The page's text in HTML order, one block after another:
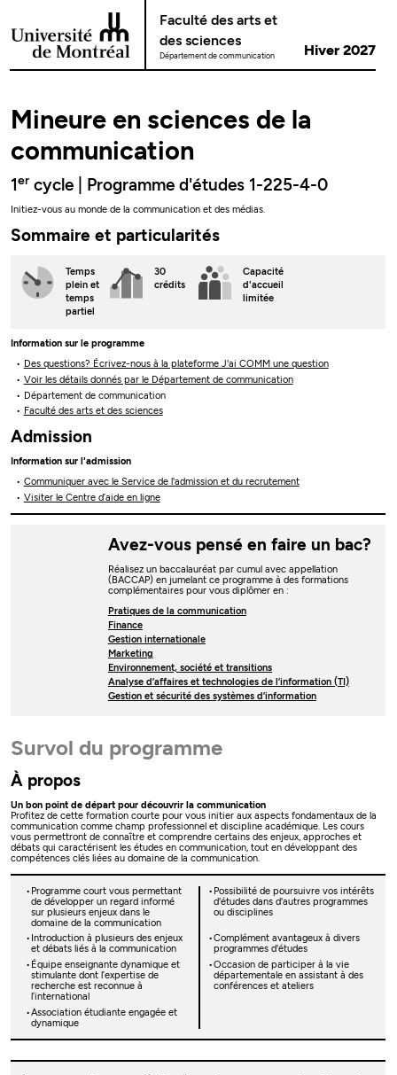
Passer au contenu
Faculté des arts et
des sciences
Département de communication Hiver 2027
Mineure en sciences de la
communication
1er cycle | Programme d'études 1-225-4-0
Initiez-vous au monde de la communication et des médias.
Sommaire et particularités
Temps
plein et
temps
partiel
30
crédits
Capacité
d'accueil
limitée
Information sur le programme
Des questions? Écrivez-nous à la plateforme J'ai COMM une question
Voir les détails donnés par le Département de communication
Département de communication
Faculté des arts et des sciences
Admission
Information sur l'admission
Communiquer avec le Service de l'admission et du recrutement
Visiter le Centre d’aide en ligne
Avez-vous pensé en faire un bac?
Réalisez un baccalauréat par cumul avec appellation
(BACCAP) en jumelant ce programme à des formations
complémentaires pour vous diplômer en :
Pratiques de la communication
Finance
Gestion internationale
Marketing
Environnement, société et transitions
Analyse d’affaires et technologies de l’information (TI)
Gestion et sécurité des systèmes d’information
Survol du programme
À propos
Un bon point de départ pour découvrir la communication
Profitez de cette formation courte pour vous initier aux aspects fondamentaux de la
communication comme champ professionnel et discipline académique. Les cours
vous permettront de connaître et comprendre certains des enjeux, approches et
débats qui caractérisent les études en communication, tout en développant des
compétences clés liées au domaine de la communication.
Programme court vous permettant
de développer un regard informé
sur plusieurs enjeux dans le
domaine de la communication
Possibilité de poursuivre vos intérêts
d'études dans d'autres programmes
ou disciplines
Introduction à plusieurs des enjeux
et débats liés à la communication
Complément avantageux à divers
programmes d'études
Équipe enseignante dynamique et
stimulante dont l’expertise de
recherche est reconnue à
l’international
Occasion de participer à la vie
départementale en assistant à des
conférences et ateliers
Association étudiante engagée et
dynamique